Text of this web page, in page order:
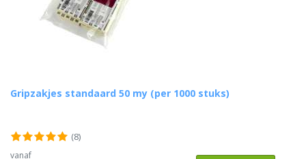
Gripzakjes standaard 50 my (per 1000 stuks)
(8)
vanaf